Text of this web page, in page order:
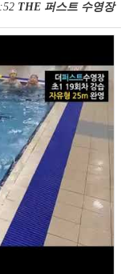
THE 퍼스트 수영장